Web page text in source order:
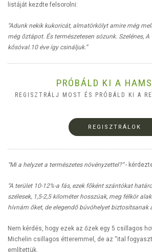
listáját kezdte felsorolni:
“Adunk nekik kukoricát, almatörkölyt amire még
még őztápot. És természetesen sózunk. Szelénes,
kősóval.10 éve így csináljuk.”
PRÓBÁLD KI A
REGISZTRÁLJ MOST ÉS PRÓBÁLD KI A
REGISZTRÁLOK
“Mi a helyzet a természetes növényzettel?”-
“A terület 10-12%-a fás, ezek főként szántókat
szélesek, 1,5-2,5 kilométer hosszúak, meg félkör
hívnám őket, de elegendő búvóhelyet biztosítsanak
Nem kérdés, hogy ezek az őzek egy 5 csillagos
Michelin csillagos étteremmel, de az “ital
említettük.